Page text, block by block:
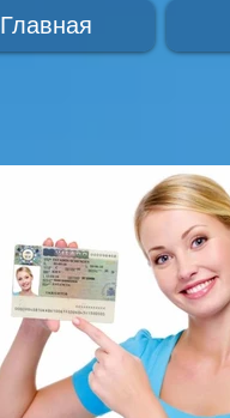
Главная